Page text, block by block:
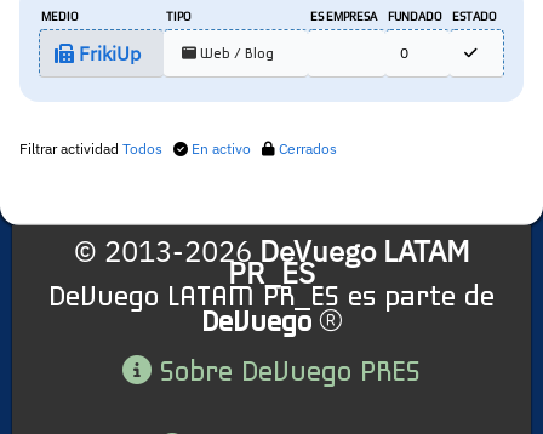
MEDIO TIPO ES EMPRESA FUNDADO ESTADO
FrikiUp Web / Blog 0
Filtrar actividad Todos En activo Cerrados
© 2013-2026 DeVuego LATAM
PR_ES
DeVuego LATAM PR_ES es parte de
DeVuego
Sobre DeVuego PRES